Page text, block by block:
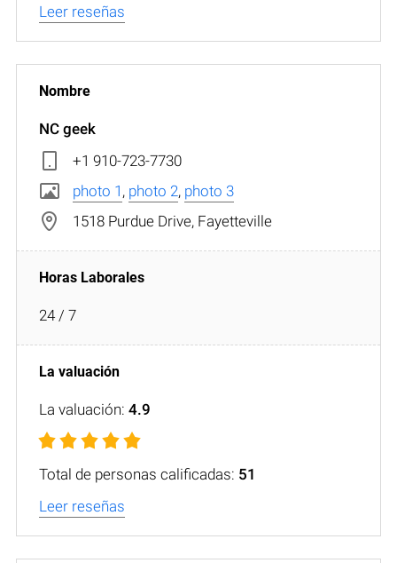
Leer reseñas
NC geek
+1 910-723-7730
photo 1 , photo 2, photo 3
1518 Purdue Drive, Fayetteville
24 / 7
La valuación: 4.9
Total de personas calificadas: 51
Leer reseñas